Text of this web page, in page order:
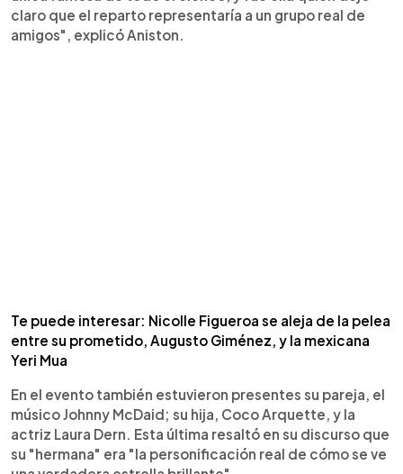
claro que el reparto representaría a un grupo real de
amigos", explicó Aniston.
Te puede interesar: Nicolle Figueroa se aleja de la pelea
entre su prometido, Augusto Giménez, y la mexicana
Yeri Mua
En el evento también estuvieron presentes su pareja, el
músico Johnny McDaid; su hija, Coco Arquette, y la
actriz Laura Dern. Esta última resaltó en su discurso que
su "hermana" era "la personificación real de cómo se ve